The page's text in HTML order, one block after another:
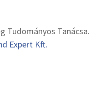
Tudományos Tanácsa.
Expert Kft.